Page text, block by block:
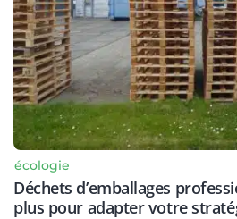
écologie
Déchets d’emballages
plus pour adapter votre